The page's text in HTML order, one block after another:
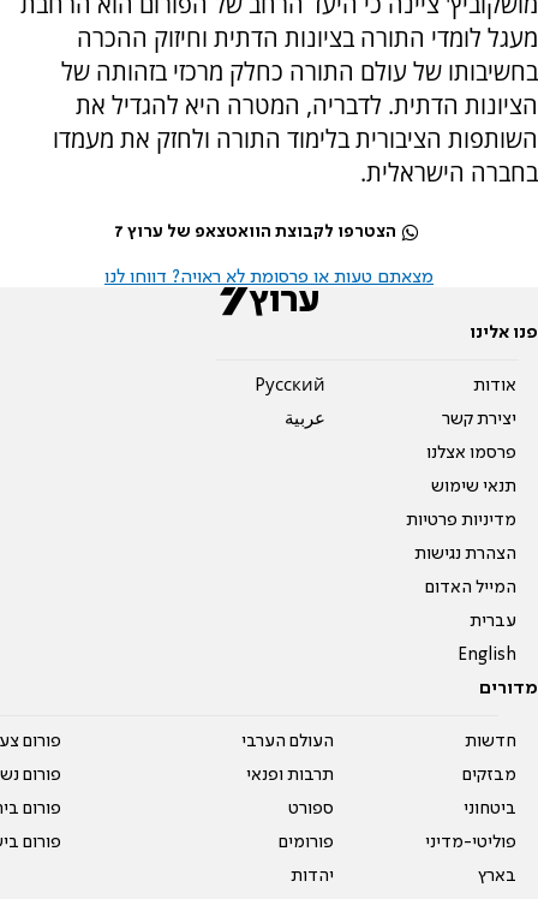
מעגל לומדי התורה בציונות הדתית וחיזוק ההכרה
בחשיבותו של עולם התורה כחלק מרכזי בזהותה של
הציונות הדתית. לדבריה, המטרה היא להגדיל את
השותפות הציבורית בלימוד התורה ולחזק את מעמדו
בחברה הישראלית.
הצטרפו לקבוצת הוואטצאפ של ערוץ 7
מצאתם טעות או פרסומת לא ראויה? דווחו לנו
פנו אלינו
אודות
יצירת קשר
פרסמו אצלנו
תנאי שימוש
מדיניות פרטיות
הצהרת נגישות
המייל האדום
עברית
English
Pусский
عربية
מדורים
חדשות
מבזקים
ביטחוני
פוליטי-מדיני
בארץ
העולם הערבי
תרבות ופנאי
ספורט
פורומים
יהדות
פורום
פורום
פורום
פורום